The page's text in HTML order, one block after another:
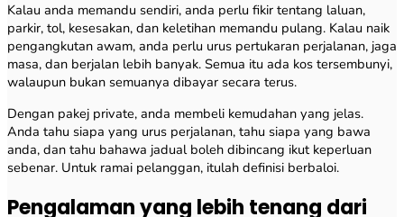
Kalau anda memandu sendiri, anda perlu fikir tentang laluan,
parkir, tol, kesesakan, dan keletihan memandu pulang. Kalau naik
pengangkutan awam, anda perlu urus pertukaran perjalanan, jaga
masa, dan berjalan lebih banyak. Semua itu ada kos tersembunyi,
walaupun bukan semuanya dibayar secara terus.
Dengan pakej private, anda membeli kemudahan yang jelas.
Anda tahu siapa yang urus perjalanan, tahu siapa yang bawa
anda, dan tahu bahawa jadual boleh dibincang ikut keperluan
sebenar. Untuk ramai pelanggan, itulah definisi berbaloi.
Pengalaman yang lebih tenang dari